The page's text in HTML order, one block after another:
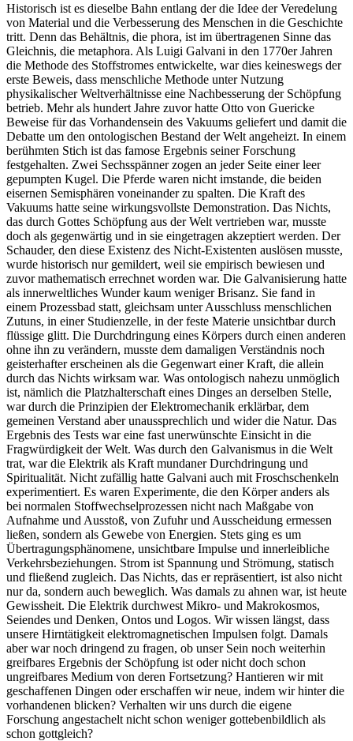
Historisch ist es dieselbe Bahn entlang der die Idee der Veredelung
von Material und die Verbesserung des Menschen in die Geschichte
tritt. Denn das Behältnis, die phora, ist im übertragenen Sinne das
Gleichnis, die metaphora. Als Luigi Galvani in den 1770er Jahren
die Methode des Stoffstromes entwickelte, war dies keineswegs der
erste Beweis, dass menschliche Methode unter Nutzung
physikalischer Weltverhältnisse eine Nachbesserung der Schöpfung
betrieb. Mehr als hundert Jahre zuvor hatte Otto von Guericke
Beweise für das Vorhandensein des Vakuums geliefert und damit die
Debatte um den ontologischen Bestand der Welt angeheizt. In einem
berühmten Stich ist das famose Ergebnis seiner Forschung
festgehalten. Zwei Sechsspänner zogen an jeder Seite einer leer
gepumpten Kugel. Die Pferde waren nicht imstande, die beiden
eisernen Semisphären voneinander zu spalten. Die Kraft des
Vakuums hatte seine wirkungsvollste Demonstration. Das Nichts,
das durch Gottes Schöpfung aus der Welt vertrieben war, musste
doch als gegenwärtig und in sie eingetragen akzeptiert werden. Der
Schauder, den diese Existenz des Nicht-Existenten auslösen musste,
wurde historisch nur gemildert, weil sie empirisch bewiesen und
zuvor mathematisch errechnet worden war. Die Galvanisierung hatte
als innerweltliches Wunder kaum weniger Brisanz. Sie fand in
einem Prozessbad statt, gleichsam unter Ausschluss menschlichen
Zutuns, in einer Studienzelle, in der feste Materie unsichtbar durch
flüssige glitt. Die Durchdringung eines Körpers durch einen anderen
ohne ihn zu verändern, musste dem damaligen Verständnis noch
geisterhafter erscheinen als die Gegenwart einer Kraft, die allein
durch das Nichts wirksam war. Was ontologisch nahezu unmöglich
ist, nämlich die Platzhalterschaft eines Dinges an derselben Stelle,
war durch die Prinzipien der Elektromechanik erklärbar, dem
gemeinen Verstand aber unaussprechlich und wider die Natur. Das
Ergebnis des Tests war eine fast unerwünschte Einsicht in die
Fragwürdigkeit der Welt. Was durch den Galvanismus in die Welt
trat, war die Elektrik als Kraft mundaner Durchdringung und
Spiritualität. Nicht zufällig hatte Galvani auch mit Froschschenkeln
experimentiert. Es waren Experimente, die den Körper anders als
bei normalen Stoffwechselprozessen nicht nach Maßgabe von
Aufnahme und Ausstoß, von Zufuhr und Ausscheidung ermessen
ließen, sondern als Gewebe von Energien. Stets ging es um
Übertragungsphänomene, unsichtbare Impulse und innerleibliche
Verkehrsbeziehungen. Strom ist Spannung und Strömung, statisch
und fließend zugleich. Das Nichts, das er repräsentiert, ist also nicht
nur da, sondern auch beweglich. Was damals zu ahnen war, ist heute
Gewissheit. Die Elektrik durchwest Mikro- und Makrokosmos,
Seiendes und Denken, Ontos und Logos. Wir wissen längst, dass
unsere Hirntätigkeit elektromagnetischen Impulsen folgt. Damals
aber war noch dringend zu fragen, ob unser Sein noch weiterhin
greifbares Ergebnis der Schöpfung ist oder nicht doch schon
ungreifbares Medium von deren Fortsetzung? Hantieren wir mit
geschaffenen Dingen oder erschaffen wir neue, indem wir hinter die
vorhandenen blicken? Verhalten wir uns durch die eigene
Forschung angestachelt nicht schon weniger gottebenbildlich als
schon gottgleich?